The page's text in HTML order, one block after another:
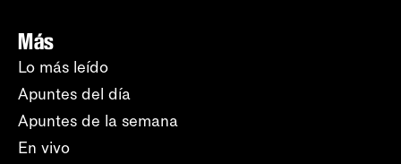
Más
Lo más leído
Apuntes del día
Apuntes de la semana
En vivo